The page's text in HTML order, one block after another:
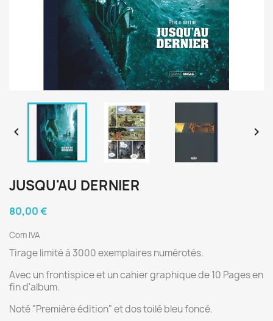
 
JUSQU'AU DERNIER
80,00 €
Com IVA
Tirage limité à 3000 exemplaires numérotés.
Avec un frontispice et un cahier graphique de 10 Pages en
fin d'album.
Noté "Première édition" et dos toilé bleu foncé.